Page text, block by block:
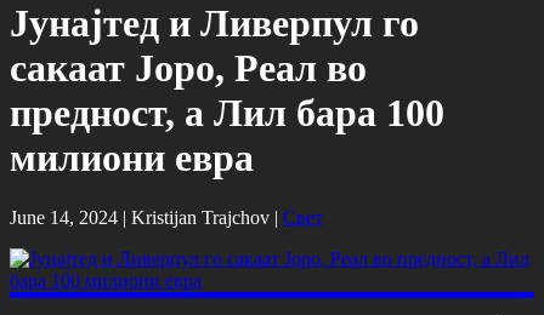
Јунајтед и Ливерпул го
сакаат Јоро, Реал во
предност, а Лил бара 100
милиони евра
June 14, 2024 | Kristijan Trajchov | Свет